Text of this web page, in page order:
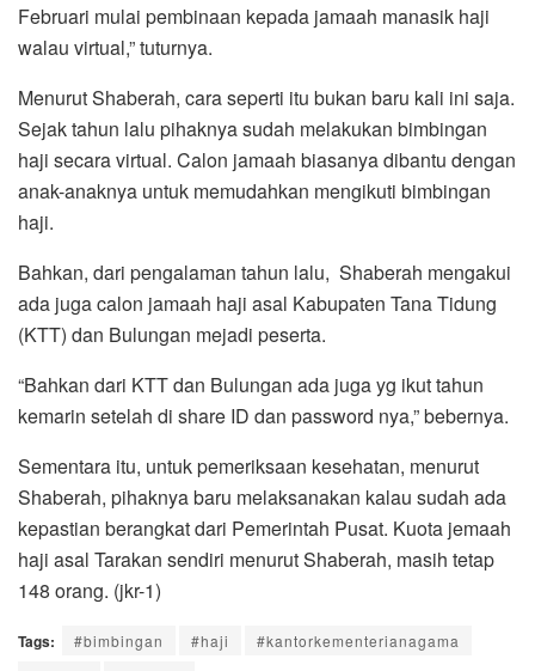
Februari mulai pembinaan kepada jamaah manasik haji
walau virtual,” tuturnya.
Menurut Shaberah, cara seperti itu bukan baru kali ini saja.
Sejak tahun lalu pihaknya sudah melakukan bimbingan
haji secara virtual. Calon jamaah biasanya dibantu dengan
anak-anaknya untuk memudahkan mengikuti bimbingan
haji.
Bahkan, dari pengalaman tahun lalu, Shaberah mengakui
ada juga calon jamaah haji asal Kabupaten Tana Tidung
(KTT) dan Bulungan mejadi peserta.
“Bahkan dari KTT dan Bulungan ada juga yg ikut tahun
kemarin setelah di share ID dan password nya,” bebernya.
Sementara itu, untuk pemeriksaan kesehatan, menurut
Shaberah, pihaknya baru melaksanakan kalau sudah ada
kepastian berangkat dari Pemerintah Pusat. Kuota jemaah
haji asal Tarakan sendiri menurut Shaberah, masih tetap
148 orang. (jkr-1)
Tags: #bimbingan #haji
#kantorkementerianagama